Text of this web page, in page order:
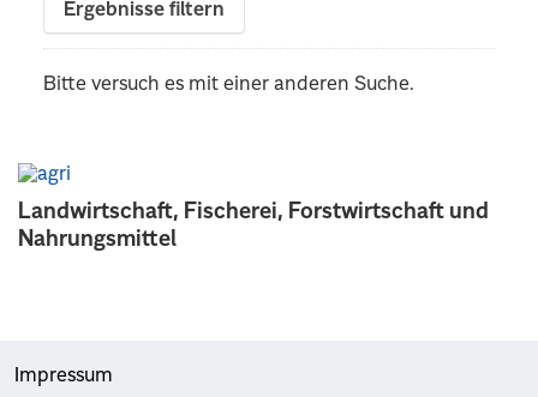
Landwirtschaft, Fischerei, Forstwirtschaft und
Nahrungsmittel
Ergebnisse filtern
Bitte versuch es mit einer anderen Suche.
Impressum